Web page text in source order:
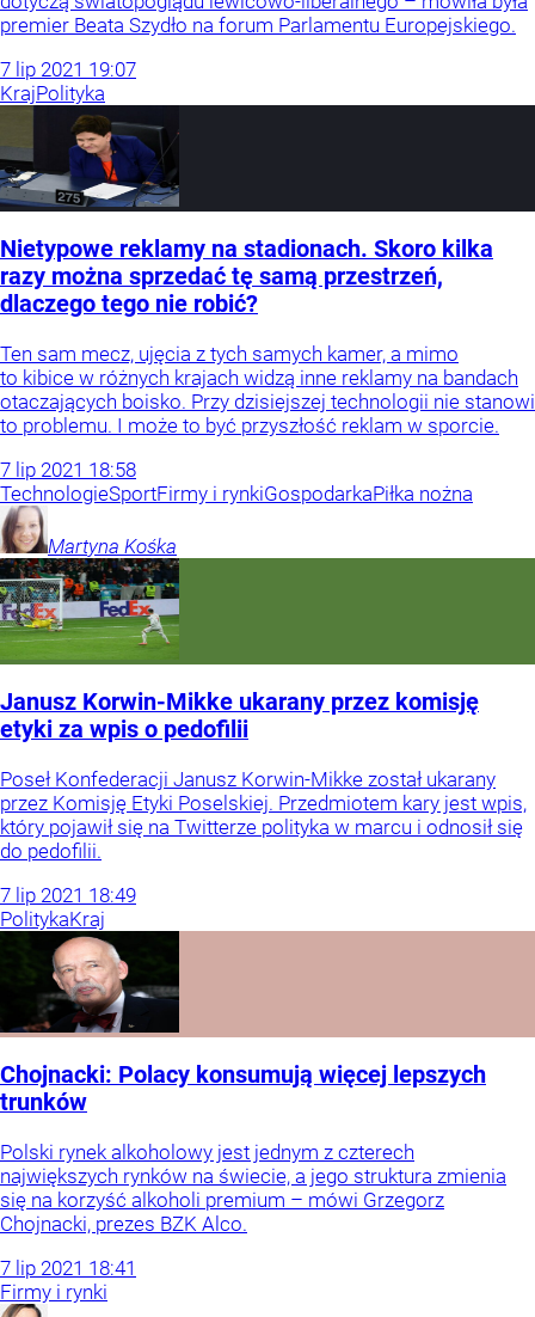
premier Beata Szydło na forum Parlamentu Europejskiego.
7 lip 2021 19:07
KrajPolityka
Nietypowe reklamy na stadionach. Skoro kilka
razy można sprzedać tę samą przestrzeń,
dlaczego tego nie robić?
Ten sam mecz, ujęcia z tych samych kamer, a mimo
to kibice w różnych krajach widzą inne reklamy na bandach
otaczających boisko. Przy dzisiejszej technologii nie stanowi
to problemu. I może to być przyszłość reklam w sporcie.
7 lip 2021 18:58
TechnologieSportFirmy i rynkiGospodarkaPiłka nożna
Martyna Kośka
Janusz Korwin-Mikke ukarany przez komisję
etyki za wpis o pedofilii
Poseł Konfederacji Janusz Korwin-Mikke został ukarany
przez Komisję Etyki Poselskiej. Przedmiotem kary jest wpis,
który pojawił się na Twitterze polityka w marcu i odnosił się
do pedofilii.
7 lip 2021 18:49
PolitykaKraj
Chojnacki: Polacy konsumują więcej lepszych
trunków
Polski rynek alkoholowy jest jednym z czterech
największych rynków na świecie, a jego struktura zmienia
się na korzyść alkoholi premium – mówi Grzegorz
Chojnacki, prezes BZK Alco.
7 lip 2021 18:41
Firmy i rynki